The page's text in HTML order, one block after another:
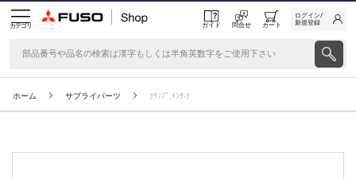
カテゴリ ガイド 問合せ カート
ログイン/
新規登録
ホーム サプライパーツ ｸﾗﾝﾌﾟ,ｲﾝﾃ-ｸ